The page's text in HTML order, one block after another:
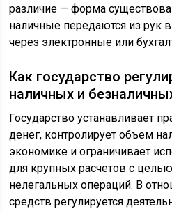
различие — форма
наличные передаются из рук
через электронные или
Как государство
наличных и
Государство устанавливает
денег, контролирует объем
экономике и ограничивает
для крупных расчетов с
нелегальных операций. В
средств регулируется